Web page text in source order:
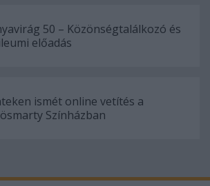
50 – Közönségtalálkozó és
előadás
ismét online vetítés a
Színházban